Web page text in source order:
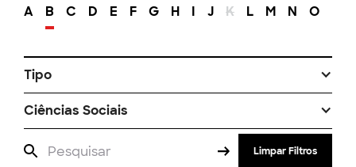
A B C D E F G H I J K L M N O
Tipo
Ciências Sociais
Limpar Filtros